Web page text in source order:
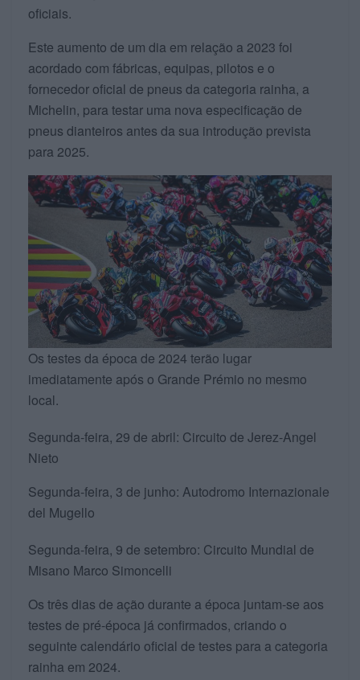
oficiais.
Este aumento de um dia em relação a 2023 foi
acordado com fábricas, equipas, pilotos e o
fornecedor oficial de pneus da categoria rainha, a
Michelin, para testar uma nova especificação de
pneus dianteiros antes da sua introdução prevista
para 2025.
Os testes da época de 2024 terão lugar
imediatamente após o Grande Prémio no mesmo
local.
Segunda-feira, 29 de abril: Circuito de Jerez-Angel
Nieto
Segunda-feira, 3 de junho: Autodromo Internazionale
del Mugello
Segunda-feira, 9 de setembro: Circuito Mundial de
Misano Marco Simoncelli
Os três dias de ação durante a época juntam-se aos
testes de pré-época já confirmados, criando o
seguinte calendário oficial de testes para a categoria
rainha em 2024.